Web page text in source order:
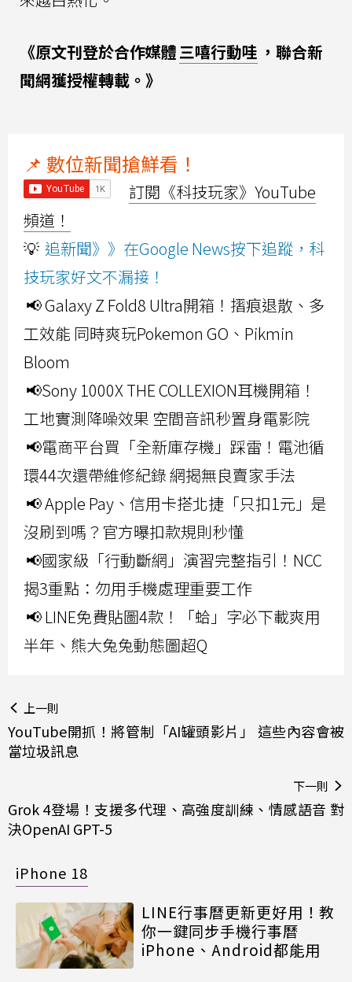
《原文刊登於合作媒體三嘻行動哇 ，聯合新
聞網獲授權轉載。》
📌 數位新聞搶鮮看！
訂閱《科技玩家》YouTube
頻道！
💡 追新聞》》在Google News按下追蹤，科
技玩家好文不漏接！
📢 Galaxy Z Fold8 Ultra開箱！摺痕退散、多
工效能 同時爽玩Pokemon GO、Pikmin
Bloom
📢Sony 1000X THE COLLEXION耳機開箱！
工地實測降噪效果 空間音訊秒置身電影院
📢電商平台買「全新庫存機」踩雷！電池循
環44次還帶維修紀錄 網揭無良賣家手法
📢 Apple Pay、信用卡搭北捷「只扣1元」是
沒刷到嗎？官方曝扣款規則秒懂
📢國家級「行動斷網」演習完整指引！NCC
揭3重點：勿用手機處理重要工作
📢 LINE免費貼圖4款！「蛤」字必下載爽用
半年、熊大兔兔動態圖超Q
上一則
YouTube開抓！將管制「AI罐頭影片」 這些內容會被
當垃圾訊息
下一則
Grok 4登場！支援多代理、高強度訓練、情感語音 對
決OpenAI GPT-5
iPhone 18
LINE行事曆更新更好用！教
你一鍵同步手機行事曆
iPhone、Android都能用